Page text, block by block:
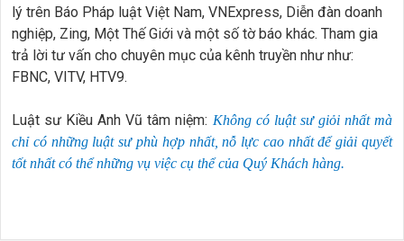
lý trên Báo Pháp luật Việt Nam, VNExpress, Diễn đàn doanh
nghiệp, Zing, Một Thế Giới và một số tờ báo khác. Tham gia
trả lời tư vấn cho chuyên mục của kênh truyền như như:
FBNC, VITV, HTV9.
Luật sư Kiều Anh Vũ tâm niệm: Không có luật sư giỏi nhất mà
chỉ có những luật sư phù hợp nhất, nỗ lực cao nhất để giải quyết
tốt nhất có thể những vụ việc cụ thể của Quý Khách hàng.